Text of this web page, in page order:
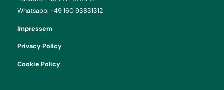
Whatsapp: +49 160 93831312
Impressem
Privacy Policy
Cookie Policy